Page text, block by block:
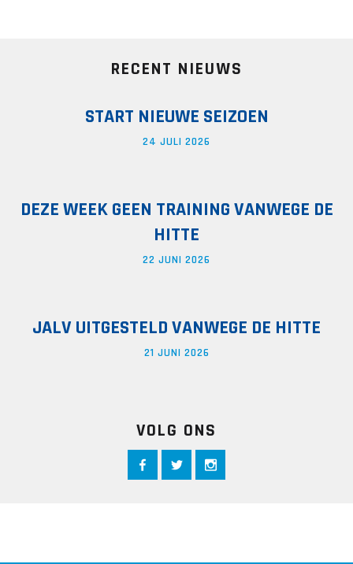
RECENT NIEUWS
START NIEUWE SEIZOEN
24 JULI 2026
DEZE WEEK GEEN TRAINING VANWEGE DE
HITTE
22 JUNI 2026
JALV UITGESTELD VANWEGE DE HITTE
21 JUNI 2026
VOLG ONS